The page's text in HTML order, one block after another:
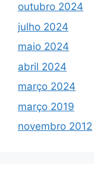
outubro 2024
julho 2024
maio 2024
abril 2024
março 2024
março 2019
novembro 2012